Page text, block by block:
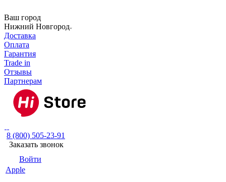
Ваш город
Нижний Новгород
Доставка
Оплата
Гарантия
Trade in
Отзывы
Партнерам
8 (800) 505-23-91
Заказать звонок
Войти
Apple